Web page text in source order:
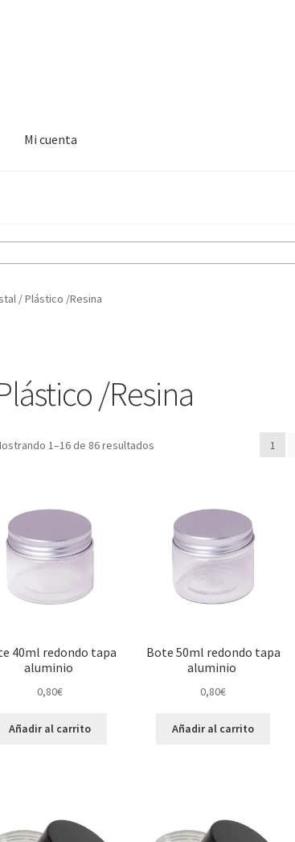
Mi cuenta
/ Plástico /Resina
/Resina
1–16 de 86 resultados 1
40ml redondo tapa
aluminio
0,80€
Añadir al carrito
Bote 50ml redondo tapa
aluminio
0,80€
Añadir al carrito